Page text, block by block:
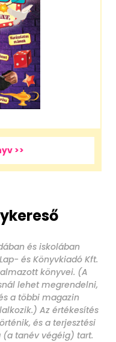
>>
és iskolában
és Könyvkiadó Kft.
könyvei. (A
lehet megrendelni,
a többi magazin
Az értékesítés
és a terjesztési
tanév végéig) tart.